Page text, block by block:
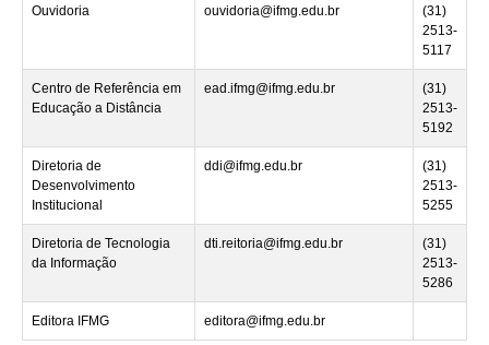
Ouvidoria ouvidoria@ifmg.edu.br
(31)
2513-
5117
Centro de Referência em
Educação a Distância
ead.ifmg@ifmg.edu.br
(31)
2513-
5192
Diretoria de
Desenvolvimento
Institucional
ddi@ifmg.edu.br
(31)
2513-
5255
Diretoria de Tecnologia
da Informação
dti.reitoria@ifmg.edu.br
(31)
2513-
5286
Editora IFMG editora@ifmg.edu.br